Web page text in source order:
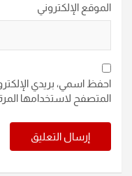
الموقع الإلكتروني
احفظ اسمي، بريدي
المتصفح لاستخدامها